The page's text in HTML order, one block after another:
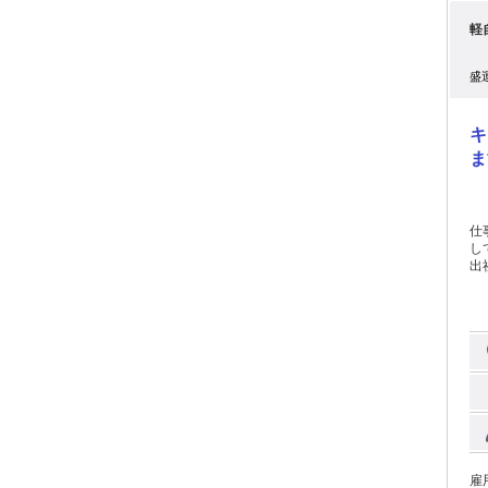
ド
か
実
新
が
が
修
い
態 業務委
体のDX
の
軽
盛
し
出
す
う。 ―――――――――――――――――――― 固
い
雇